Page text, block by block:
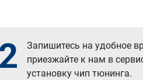
2
Запишитесь на удобное
приезжайте к нам в
установку чип тюнинга.